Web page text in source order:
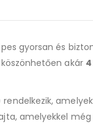
gyorsan és
akár
rendelkezik,
amelyekkel